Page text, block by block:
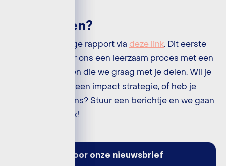
Meer weten?
Lees het volledige rapport via deze link. Dit eerste
rapport was voor ons een leerzaam proces met een
hoop uitdagingen die we graag met je delen. Wil je
aan de slag met een impact strategie, of heb je
feedback voor ons? Stuur een berichtje en we gaan
graag in gesprek!
Meld je aan voor onze nieuwsbrief